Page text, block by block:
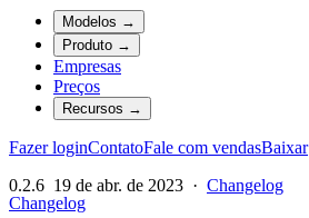
Modelos →
Produto →
Empresas
Preços
Recursos →
Fazer loginContatoFale com vendasBaixar
0.2.6 19 de abr. de 2023 · Changelog
Changelog